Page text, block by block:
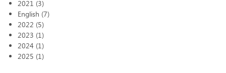
2021 (3)
English (7)
2022 (5)
2023 (1)
2024 (1)
2025 (1)